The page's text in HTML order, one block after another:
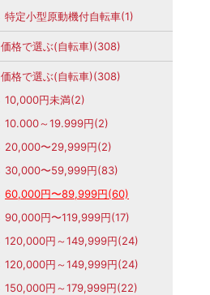
特定小型原動機付自転車(1)
価格で選ぶ(自転車)(308)
価格で選ぶ(自転車)(308)
10,000円未満(2)
10.000～19.999円(2)
20,000〜29,999円(2)
30,000〜59,999円(83)
60,000円〜89,999円(60)
90,000円〜119,999円(17)
120,000円～149,999円(24)
120,000円～149,999円(24)
150,000円～179,999円(22)